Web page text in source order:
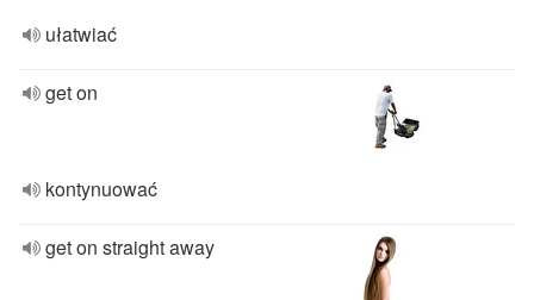
ułatwiać
get on
kontynuować
get on straight away